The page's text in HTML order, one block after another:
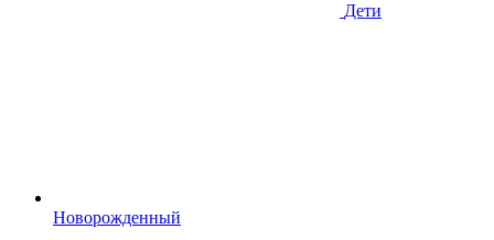
Дети
Новорожденный